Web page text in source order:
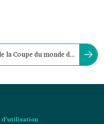
la Coupe du monde de
d’utilisation